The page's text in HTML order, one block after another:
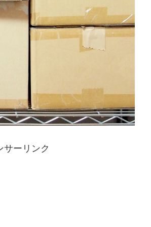
サーリンク